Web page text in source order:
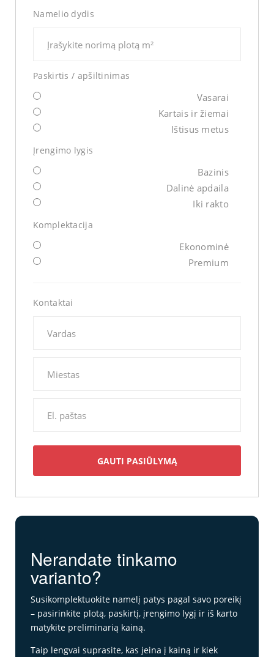
Namelio dydis
Paskirtis / apšiltinimas
Vasarai
Kartais ir žiemai
Ištisus metus
Įrengimo lygis
Bazinis
Dalinė apdaila
Iki rakto
Komplektacija
Ekonominė
Premium
Kontaktai
Nerandate tinkamo
varianto?
Susikomplektuokite namelį patys pagal savo poreikį
– pasirinkite plotą, paskirtį, įrengimo lygį ir iš karto
matykite preliminarią kainą.
Taip lengvai suprasite, kas įeina į kainą ir kiek